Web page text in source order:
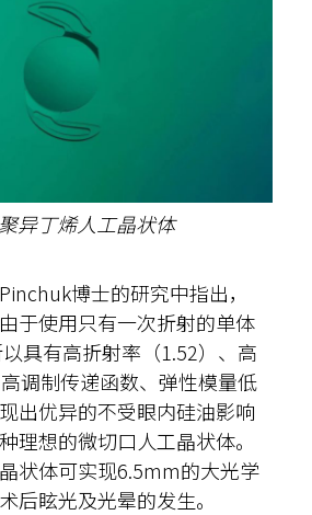
异丁烯人工晶状体
博士的研究中指出，
于使用只有一次折射的单体
具有高折射率（1.52）、高
调制传递函数、弹性模量低
出优异的不受眼内硅油影响
理想的微切口人工晶状体。
状体可实现6.5mm的大光学
后眩光及光晕的发生。